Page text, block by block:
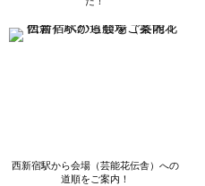
西新宿駅から会場（芸能花伝舎）への
道順をご案内！